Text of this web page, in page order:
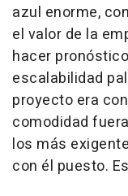
azul enorme,
el valor de la
hacer
escalabilidad
proyecto era
comodidad
los más
con él puesto.